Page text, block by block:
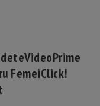
VideoPrime
FemeiClick!